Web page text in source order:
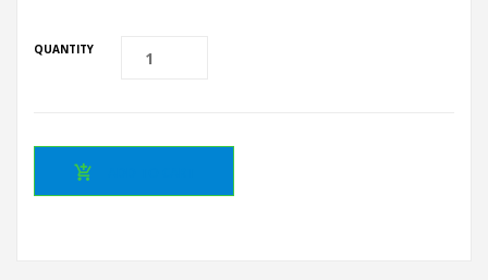
QUANTITY